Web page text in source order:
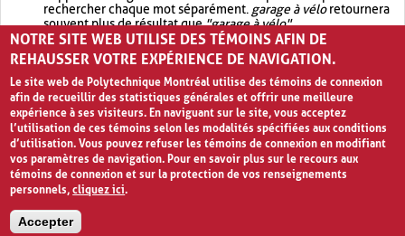
rechercher chaque mot séparément. garage à véloretournera
souvent plus de résultat que"garage à vélo".
Envisagez d'élargir votre recherche avec OR.garage OR vélo
retournera souvent plus de résultat quegarage à vélo
NOTRE SITE WEB UTILISE DES TÉMOINS AFIN DE
REHAUSSER VOTRE EXPÉRIENCE DE NAVIGATION.
Le site web de Polytechnique Montréal utilise des témoins de connexion
afin de recueillir des statistiques générales et offrir une meilleure
expérience à ses visiteurs. En naviguant sur le site, vous acceptez
l’utilisation de ces témoins selon les modalités spécifiées aux conditions
d’utilisation. Vous pouvez refuser les témoins de connexion en modifiant
vos paramètres de navigation. Pour en savoir plus sur le recours aux
témoins de connexion et sur la protection de vos renseignements
personnels,cliquez ici.
Accepter